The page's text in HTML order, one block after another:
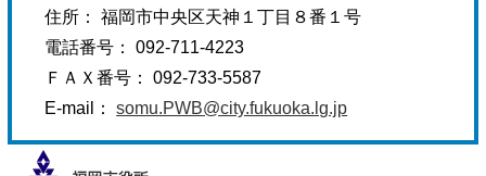
住所： 福岡市中央区天神１丁目８番１号
電話番号： 092-711-4223
ＦＡＸ番号： 092-733-5587
E-mail：somu.PWB@city.fukuoka.lg.jp